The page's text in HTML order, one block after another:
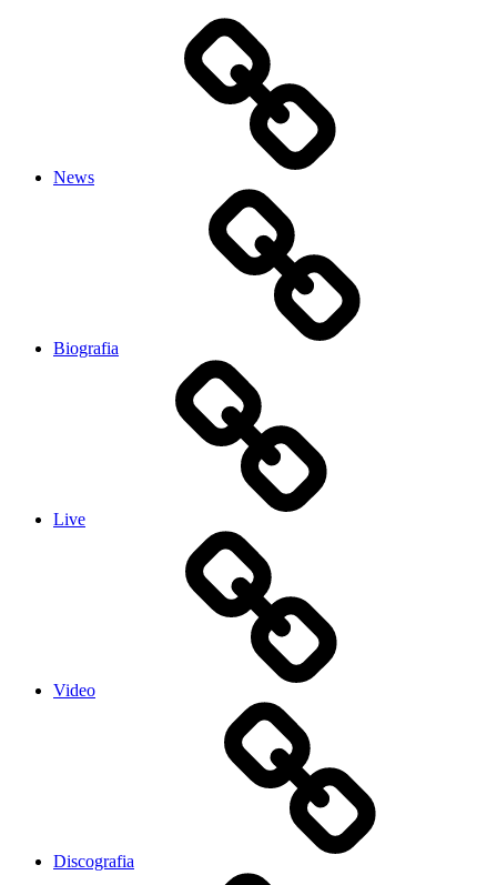
News
Biografia
Live
Video
Discografia